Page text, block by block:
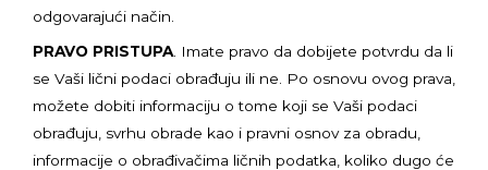
odgovarajući način.
PRAVO PRISTUPA . Imate pravo da dobijete potvrdu da li
se Vaši lični podaci obrađuju ili ne. Po osnovu ovog prava,
možete dobiti informaciju o tome koji se Vaši podaci
obrađuju, svrhu obrade kao i pravni osnov za obradu,
informacije o obrađivačima ličnih podatka, koliko dugo će